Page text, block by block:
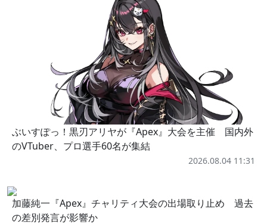
ぶいすぽっ！黒刃アリヤが『Apex』大会を主催 国内外
のVTuber、プロ選手60名が集結
2026.08.04 11:31
加藤純一『Apex』チャリティ大会の出場取り止め 過去
の差別発言が影響か